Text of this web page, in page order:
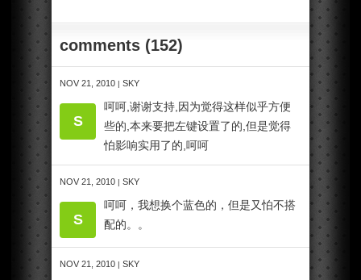
comments (152)
NOV 21, 2010 | SKY
S
呵呵,谢谢支持,因为觉得这样似乎方便
些的,本来要把左键设置了的,但是觉得
怕影响实用了的,呵呵
NOV 21, 2010 | SKY
S
呵呵，我想换个蓝色的，但是又怕不搭
配的。。
NOV 21, 2010 | SKY